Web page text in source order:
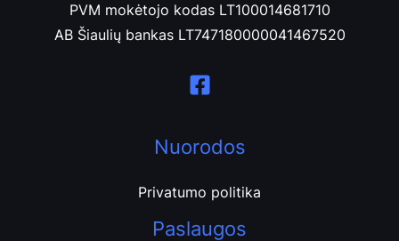
PVM mokėtojo kodas LT100014681710
AB Šiaulių bankas LT747180000041467520
Nuorodos
Privatumo politika
Paslaugos